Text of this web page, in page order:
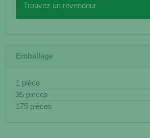
Trouvez un revendeur
Emballage
1 pièce
35 pièces
175 pièces